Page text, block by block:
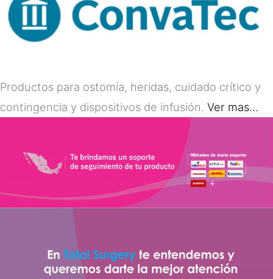
Productos para ostomía, heridas, cuidado crítico y
contingencia y dispositivos de infusión. Ver mas…